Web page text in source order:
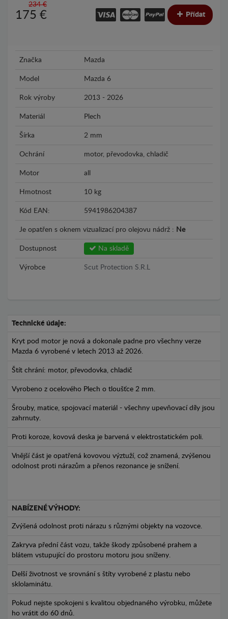
234 €
175 € Přídat
Značka Mazda
Model Mazda 6
Rok výroby 2013 - 2026
Materiál Plech
Šírka 2 mm
Ochrání motor, převodovka, chladič
Motor all
Hmotnost 10 kg
Kód EAN: 5941986204387
Je opatřen s oknem vizualizací pro olejovu nádrž : Ne
Dostupnost Na skladě
Výrobce Scut Protection S.R.L
Technické údaje:
Kryt pod motor je nová a dokonale padne pro všechny verze
Mazda 6 vyrobené v letech 2013 až 2026.
Štít chrání: motor, převodovka, chladič
Vyrobeno z ocelového Plech o tloušťce 2 mm.
Šrouby, matice, spojovací materiál - všechny upevňovací díly jsou
zahrnuty.
Proti koroze, kovová deska je barvená v elektrostatickém poli.
Vnější část je opatřená kovovou výztuží, což znamená, zvýšenou
odolnost proti nárazům a přenos rezonance je snížení.
NABÍZENÉ VÝHODY:
Zvýšená odolnost proti nárazu s různými objekty na vozovce.
Zakryva přední část vozu, takže škody způsobené prahem a
blátem vstupující do prostoru motoru jsou sníženy.
Delší životnost ve srovnání s štíty vyrobené z plastu nebo
sklolaminátu.
Pokud nejste spokojeni s kvalitou objednaného výrobku, můžete
ho vrátit do 60 dnů.